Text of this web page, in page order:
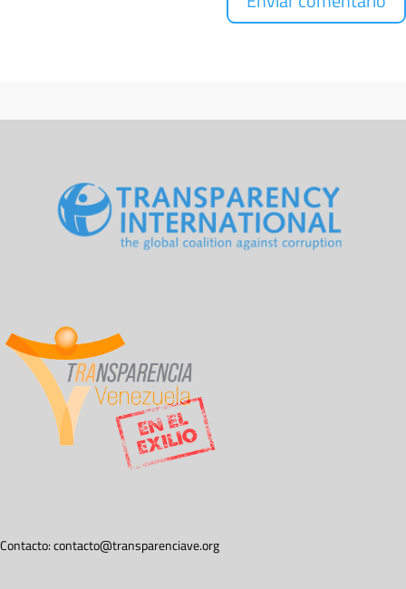
Contacto:contacto@transparenciave.org